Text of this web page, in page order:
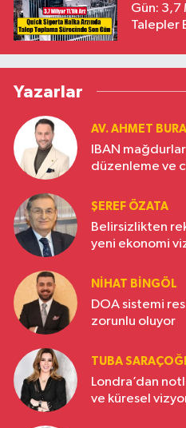
Gün: 3,7
Talepler
Yazarlar
AV. AHMET
IBAN
düzenleme ve
ŞEREF ÖZATA
Belirsizlikten
yeni ekonomi
NIHAT BINGÖL
DOA sistemi
zorunlu oluyor
TUBA
Londra’dan
ve küresel